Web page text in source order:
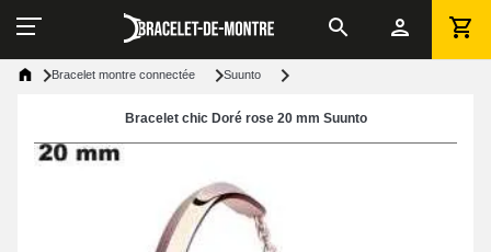
Bracelet montre connectée Suunto
Bracelet chic Doré rose 20 mm Suunto